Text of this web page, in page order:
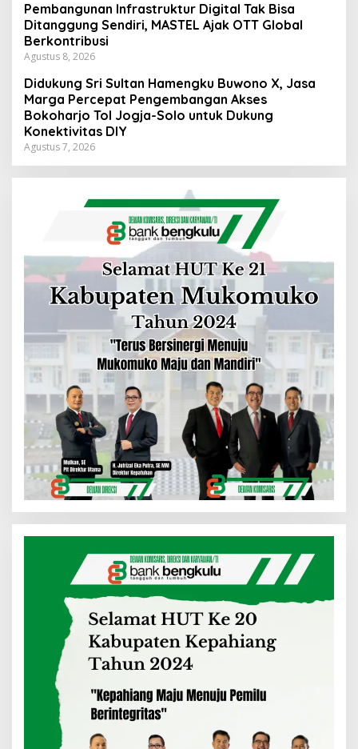
Pembangunan Infrastruktur Digital Tak Bisa
Ditanggung Sendiri, MASTEL Ajak OTT Global
Berkontribusi
Agustus 8, 2026
Didukung Sri Sultan Hamengku Buwono X, Jasa
Marga Percepat Pengembangan Akses
Bokoharjo Tol Jogja-Solo untuk Dukung
Konektivitas DIY
Agustus 7, 2026